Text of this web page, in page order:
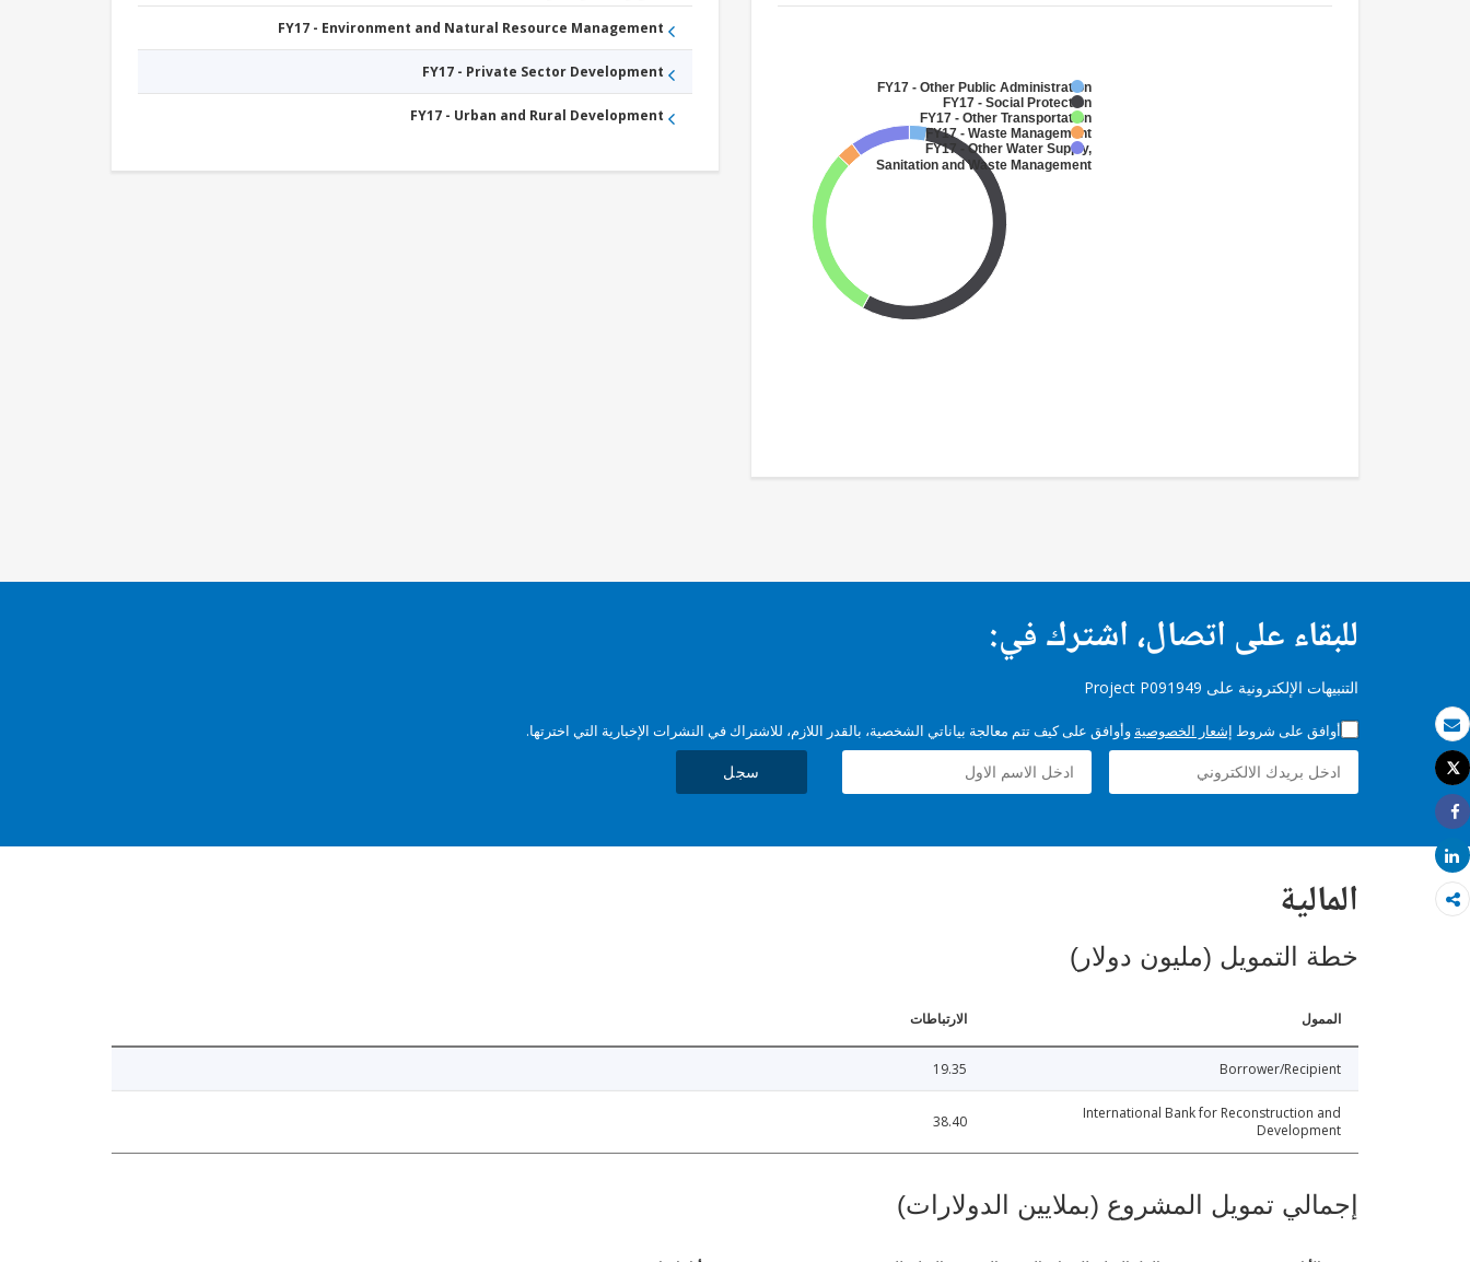
بريد الكتروني
طباعة
Tweet
Share
Share
FY17 - Other Public Administration
FY17 - Social Protection
FY17 - Other Transportation
FY17 - Waste Management
FY17 - Other Water Supply,
Sanitation and Waste Management
FY17 - Environment and Natural Resource Management
FY17 - Private Sector Development
FY17 - Urban and Rural Development
للبقاء على اتصال، اشترك في:
التنبيهات الإلكترونية على Project P091949
أوافق على شروط إشعار الخصوصية وأوافق على كيف تتم معالجة بياناتي الشخصية، بالقدر اللازم، للاشتراك في النشرات الإخبارية التي اخترتها.
سجل
المالية
خطة التمويل (مليون دولار)
الممول الارتباطات
Borrower/Recipient
19.35
International Bank for Reconstruction and
Development
38.40
إجمالي تمويل المشروع (بملايين الدولارات)